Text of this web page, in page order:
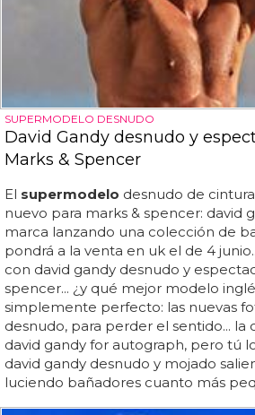
SUPERMODELO DESNUDO
David Gandy desnudo y
Marks & Spencer
El supermodelo desnudo de
nuevo para marks & spencer: david
marca lanzando una colección de
pondrá a la venta en uk el de 4
con david gandy desnudo y
spencer... ¿y qué mejor modelo
simplemente perfecto: las nuevas
desnudo, para perder el sentido... la
david gandy for autograph, pero tú
david gandy desnudo y mojado
luciendo bañadores cuanto más